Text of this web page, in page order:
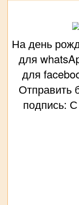
На день
для
для
Отправить
подпись: